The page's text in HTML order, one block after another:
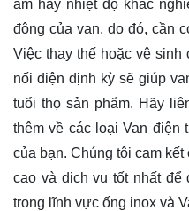
ẩm hay nhiệt độ khắc
động của van, do đó, cần
Việc thay thế hoặc vệ sinh
nối điện định kỳ sẽ giúp
tuổi thọ sản phẩm. Hãy
thêm về các loại Van
của bạn. Chúng tôi cam
cao và dịch vụ tốt nhất để
trong lĩnh vực ống inox và